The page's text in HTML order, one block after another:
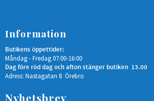
Information
Butikens öppettider:
Måndag - Fredag 07:00-16:00
Dag före röd dag och afton stänger butiken 13.00
Adress: Nastagatan 8 Örebro
Nyhetsbrev